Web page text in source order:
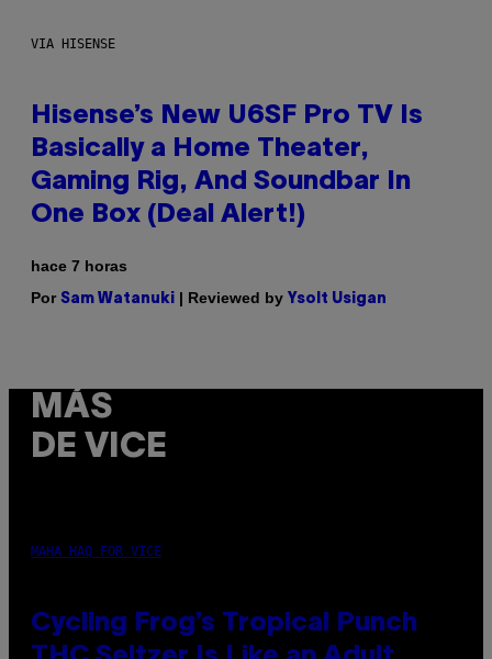
VIA HISENSE
Hisense’s New U6SF Pro TV Is
Basically a Home Theater,
Gaming Rig, And Soundbar In
One Box (Deal Alert!)
hace 7 horas
Por Sam Watanuki | Reviewed by Ysolt Usigan
MÁS
DE VICE
MAHA HAQ FOR VICE
Cycling Frog’s Tropical Punch